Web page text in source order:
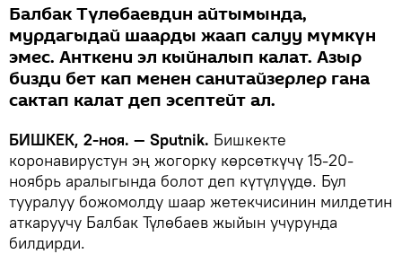
Балбак Түлөбаевдин айтымында,
мурдагыдай шаарды жаап салуу мүмкүн
эмес. Анткени эл кыйналып калат. Азыр
бизди бет кап менен санитайзерлер гана
сактап калат деп эсептейт ал.
БИШКЕК, 2-ноя. — Sputnik. Бишкекте
коронавирустун эң жогорку көрсөткүчү 15-20-
ноябрь аралыгында болот деп күтүлүүдө. Бул
тууралуу божомолду шаар жетекчисинин милдетин
аткаруучу Балбак Түлөбаев жыйын учурунда
билдирди.